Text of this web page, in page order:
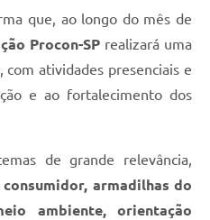
Diretrizes Orçamentárias -
que, ao longo do mês de
Procon-SPrealizará uma
atividades presenciais e
e ao fortalecimento dos
de grande relevância,
armadilhas do
ambiente, orientação